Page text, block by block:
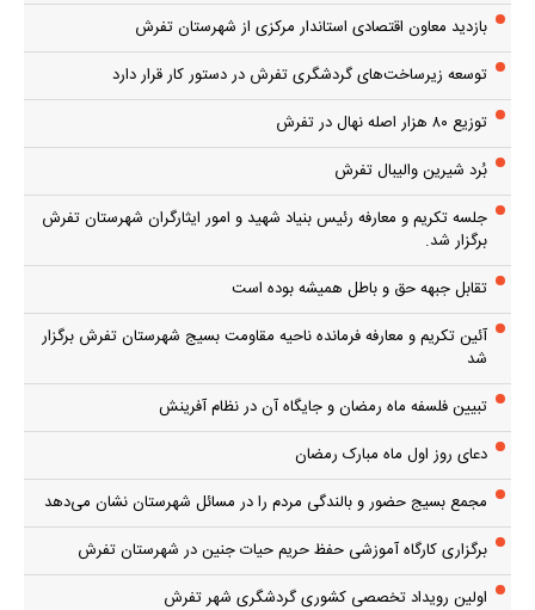
بازدید معاون اقتصادی استاندار مرکزی از شهرستان تفرش
توسعه زیرساخت‌های گردشگری تفرش در دستور کار قرار دارد
توزیع ۸۰ هزار اصله نهال در تفرش
بُرد شیرین والیبال تفرش
جلسه تکریم و معارفه رئیس بنیاد شهید و امور ایثارگران شهرستان تفرش
برگزار شد.
تقابل جبهه حق و باطل همیشه بوده است
آئین تکریم و معارفه فرمانده ناحیه مقاومت بسیج شهرستان تفرش برگزار
شد
تبیین فلسفه ماه رمضان و جایگاه آن در نظام آفرینش
دعای روز اول ماه مبارک رمضان
مجمع بسیج حضور و بالندگی مردم را در مسائل شهرستان نشان می‌دهد
برگزاری کارگاه آموزشی حفظ حریم حیات جنین در شهرستان تفرش
اولین رویداد تخصصی کشوری گردشگری شهر تفرش